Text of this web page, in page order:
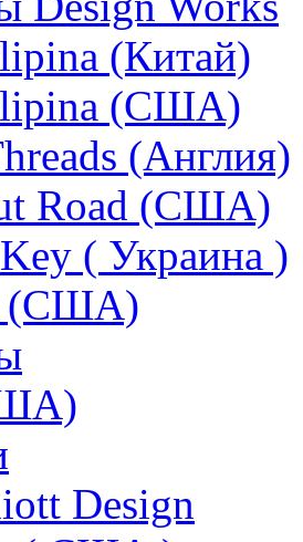
(Китай)
(США)
(Англия)
Road (США)
( Украина )
(США)
Design